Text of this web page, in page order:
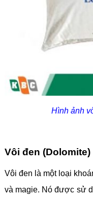
Hình ảnh
Vôi đen (Dolomite)
Vôi đen là một loại
và magie. Nó được sử